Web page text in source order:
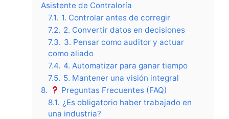
Asistente de Contraloría
7.1. 1. Controlar antes de corregir
7.2. 2. Convertir datos en decisiones
7.3. 3. Pensar como auditor y actuar
como aliado
7.4. 4. Automatizar para ganar tiempo
7.5. 5. Mantener una visión integral
8.
Preguntas Frecuentes (FAQ)
8.1. ¿Es obligatorio haber trabajado en
una industria?